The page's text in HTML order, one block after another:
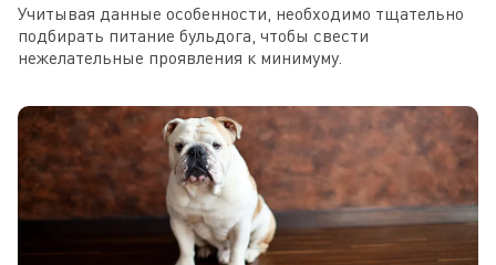
Учитывая данные особенности, необходимо тщательно
подбирать питание бульдога, чтобы свести
нежелательные проявления к минимуму.